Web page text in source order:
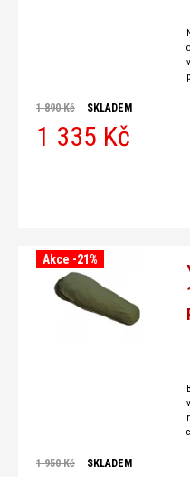
1 890 Kč SKLADEM
1 335 Kč
Akce -21%
1 950 Kč SKLADEM